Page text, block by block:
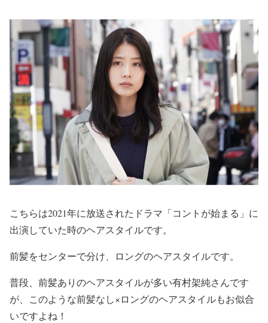
こちらは2021年に放送されたドラマ「コントが始まる」に
出演していた時のヘアスタイルです。
前髪をセンターで分け、ロングのヘアスタイルです。
普段、前髪ありのヘアスタイルが多い有村架純さんです
が、このような前髪なし×ロングのヘアスタイルもお似合
いですよね！